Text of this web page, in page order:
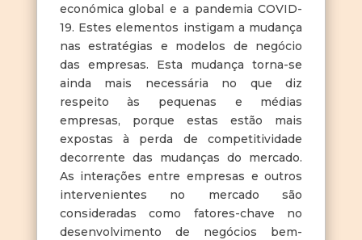
económica global e a pandemia COVID-
19. Estes elementos instigam a mudança
nas estratégias e modelos de negócio
das empresas. Esta mudança torna-se
ainda mais necessária no que diz
respeito às pequenas e médias
empresas, porque estas estão mais
expostas à perda de competitividade
decorrente das mudanças do mercado.
As interações entre empresas e outros
intervenientes no mercado são
consideradas como fatores-chave no
desenvolvimento de negócios bem-